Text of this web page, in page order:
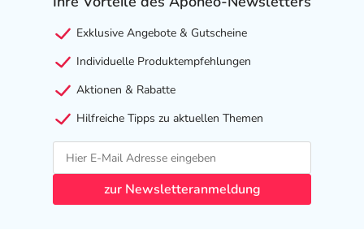
Inhaltsstoffe
Wirkstoff je 1 Tablette:
250 mg Anamirta cocculus D6
Sonstige Bestandteile: Lactose-1-Wasser,
Adresse des Anbieters/Herstellers
DHU-Arzneimittel GmbH & Co. KG
Exklusive Angebote & Gutscheine
Individuelle Produktempfehlungen
Aktionen & Rabatte
Hilfreiche Tipps zu aktuellen Themen
zur Newsletteranmeldung